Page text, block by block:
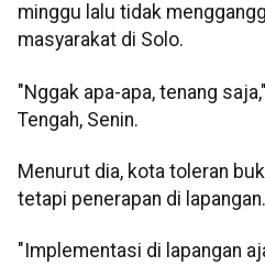
minggu lalu tidak
masyarakat di Solo.
"Nggak apa-apa, tenang
Tengah, Senin.
Menurut dia, kota toleran
tetapi penerapan di lapangan.
"Implementasi di lapangan